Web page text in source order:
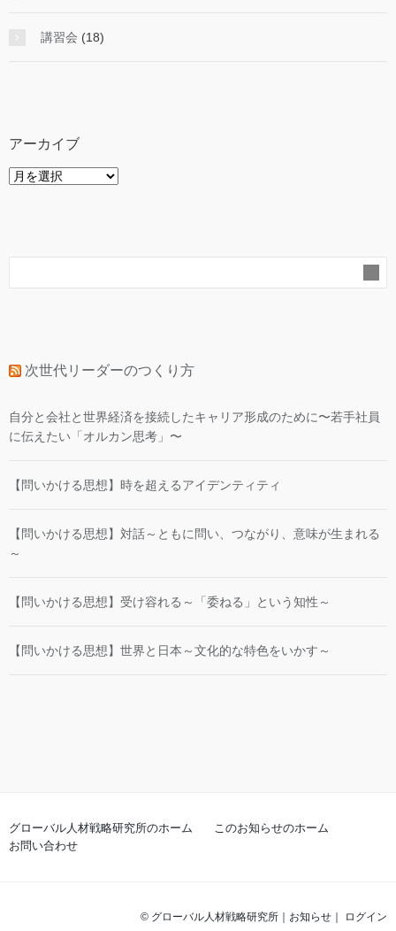
講習会 (18)
アーカイブ
ア
次世代リーダーのつくり方
自分と会社と世界経済を接続したキャリア形成のために〜若手社員
に伝えたい「オルカン思考」〜
【問いかける思想】時を超えるアイデンティティ
【問いかける思想】対話～ともに問い、つながり、意味が生まれる
～
【問いかける思想】受け容れる～「委ねる」という知性～
【問いかける思想】世界と日本～文化的な特色をいかす～
グローバル人材戦略研究所のホーム
このお知らせのホーム
お問い合わせ
© グローバル人材戦略研究所 ｜ お知らせ ｜ ログイン